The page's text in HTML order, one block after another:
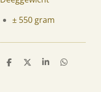
± 550 gram
D
D
S
D